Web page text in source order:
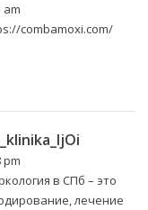
am
combamoxi.com/
pm
в СПб – это
лечение